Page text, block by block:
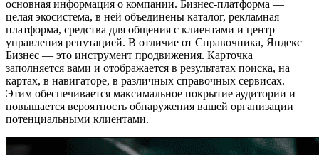
основная информация о компании. Бизнес-платформа —
целая экосистема, в ней объединены каталог, рекламная
платформа, средства для общения с клиентами и центр
управления репутацией. В отличие от Справочника, Яндекс
Бизнес — это инструмент продвижения. Карточка
заполняется вами и отображается в результатах поиска, на
картах, в навигаторе, в различных справочных сервисах.
Этим обеспечивается максимальное покрытие аудитории и
повышается вероятность обнаружения вашей организации
потенциальными клиентами.